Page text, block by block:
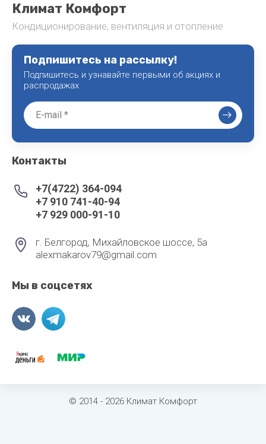
Климат Комфорт
Кондиционирование, вентиляция и отопление
Подпишитесь на рассылку!
Подпишитесь и узнавайте первыми об акциях и
распродажах
Контакты
+7(4722) 364-094
+7 910 741-40-94
+7 929 000-91-10
г. Белгород, Михайловское шоссе, 5а
alexmakarov79@gmail.com
Мы в соцсетях
© 2014 - 2026 Климат Комфорт